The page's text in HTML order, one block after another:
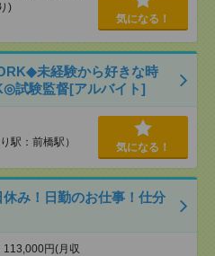
)
気になる！
未経験から好きな時
試験監督[アルバイト]
駅：前橋駅） 気になる！
み！日勤のお仕事！仕分
円(月収